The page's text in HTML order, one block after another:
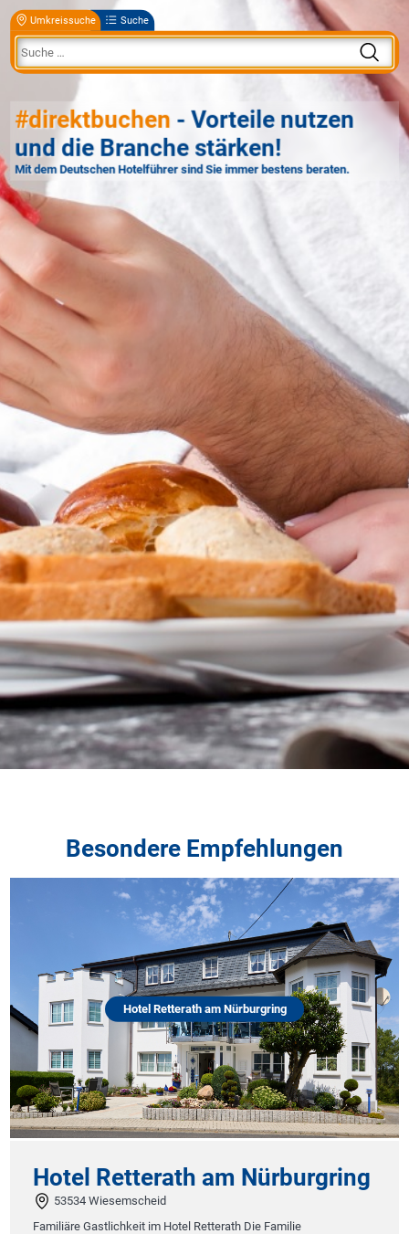
Umkreissuche Suche
#direktbuchen - Vorteile nutzen
und die Branche stärken!
Mit dem Deutschen Hotelführer sind Sie immer bestens beraten.
Besondere Empfehlungen
Hotel Retterath am Nürburgring
Hotel Retterath am Nürburgring
53534 Wiesemscheid
Familiäre Gastlichkeit im Hotel Retterath Die Familie